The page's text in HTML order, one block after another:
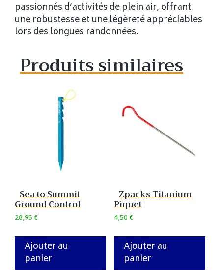
passionnés d’activités de plein air, offrant
une robustesse et une légèreté appréciables
lors des longues randonnées.
Produits similaires
Sea to Summit
Ground Control
28,95€
Ajouter au
panier
Zpacks Titanium
Piquet
4,50€
Ajouter au
panier